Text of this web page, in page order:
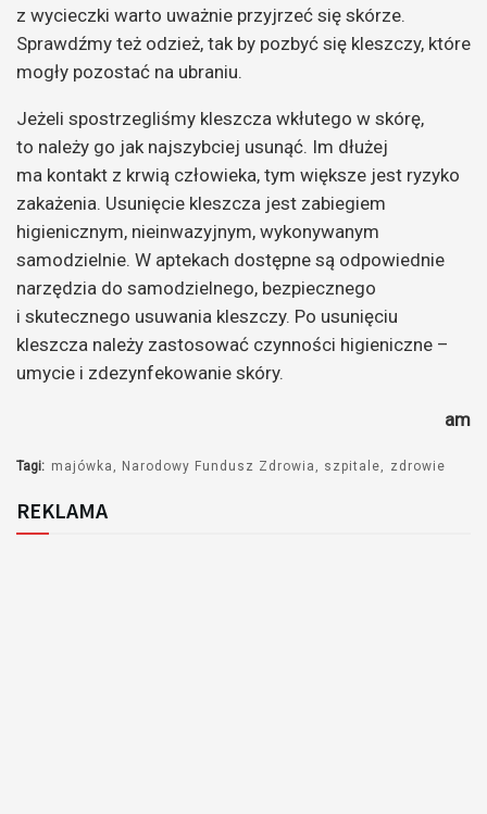
z wycieczki warto uważnie przyjrzeć się skórze.
Sprawdźmy też odzież, tak by pozbyć się kleszczy, które
mogły pozostać na ubraniu.
Jeżeli spostrzegliśmy kleszcza wkłutego w skórę,
to należy go jak najszybciej usunąć. Im dłużej
ma kontakt z krwią człowieka, tym większe jest ryzyko
zakażenia. Usunięcie kleszcza jest zabiegiem
higienicznym, nieinwazyjnym, wykonywanym
samodzielnie. W aptekach dostępne są odpowiednie
narzędzia do samodzielnego, bezpiecznego
i skutecznego usuwania kleszczy. Po usunięciu
kleszcza należy zastosować czynności higieniczne –
umycie i zdezynfekowanie skóry.
am
Tagi: majówka Narodowy Fundusz Zdrowia szpitale zdrowie
REKLAMA